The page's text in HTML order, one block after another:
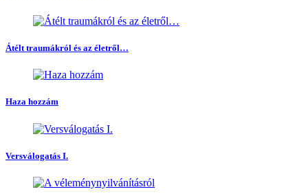
Átélt traumákról és az életről…
Haza hozzám
Versválogatás I.